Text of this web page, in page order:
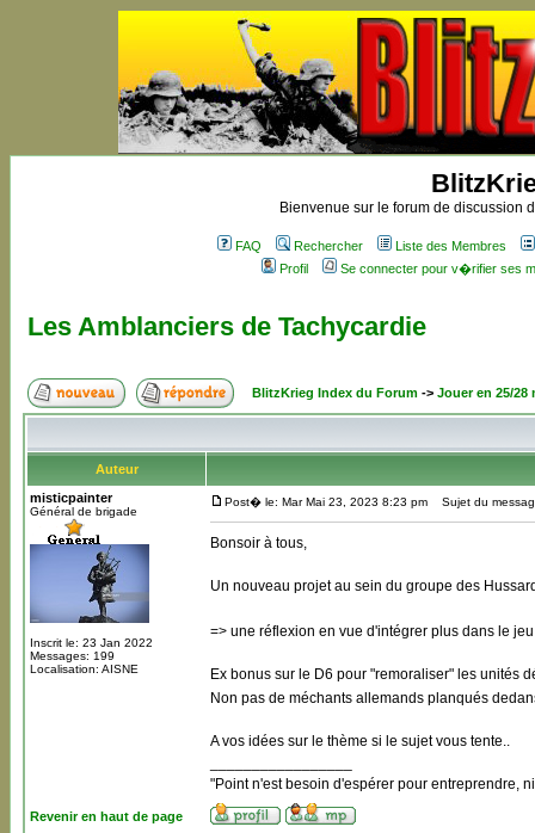
Bienvenue sur le forum de discussion
FAQ Rechercher
Liste des Membres
Profil
Se connecter pour v�rifier ses
Les Amblanciers de Tachycardie
BlitzKrieg Index du Forum -> Jouer en 25/28
Auteur
misticpainter
Général de brigade
Inscrit le: 23 Jan 2022
Messages: 199
Localisation: AISNE
Post� le: Mar Mai 23, 2023 8:23 pm Sujet du
Bonsoir à tous,
Un nouveau projet au sein du groupe des
=> une réflexion en vue d'intégrer plus dans le
Ex bonus sur le D6 pour "remoraliser" les unités
Non pas de méchants allemands planqués
A vos idées sur le thème si le sujet vous tente..
"Point n'est besoin d'espérer pour entreprendre,
Revenir en haut de page